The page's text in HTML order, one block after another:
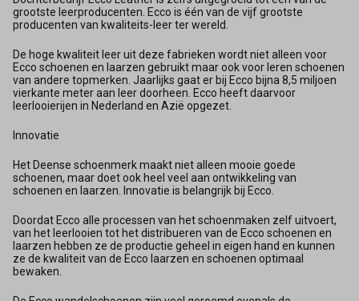
grootste leerproducenten. Ecco is één van de vijf grootste
producenten van kwaliteits-leer ter wereld.
De hoge kwaliteit leer uit deze fabrieken wordt niet alleen voor
Ecco schoenen en laarzen gebruikt maar ook voor leren schoenen
van andere topmerken. Jaarlijks gaat er bij Ecco bijna 8,5 miljoen
vierkante meter aan leer doorheen. Ecco heeft daarvoor
leerlooierijen in Nederland en Azië opgezet.
Innovatie
Het Deense schoenmerk maakt niet alleen mooie goede
schoenen, maar doet ook heel veel aan ontwikkeling van
schoenen en laarzen. Innovatie is belangrijk bij Ecco.
Doordat Ecco alle processen van het schoenmaken zelf uitvoert,
van het leerlooien tot het distribueren van de Ecco schoenen en
laarzen hebben ze de productie geheel in eigen hand en kunnen
ze de kwaliteit van de Ecco laarzen en schoenen optimaal
bewaken.